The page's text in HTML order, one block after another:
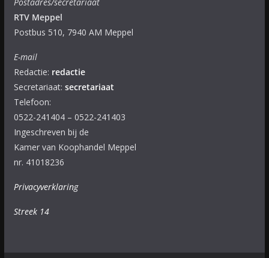
RTV Meppel
Postbus 510, 7940 AM Meppel
E-mail
Redactie: redactie
Secretariaat: secretariaat
Telefoon:
0522-241404 – 0522-241403
Ingeschreven bij de
Kamer van Koophandel Meppel
nr. 41018236
Privacyverklaring
Streek 14